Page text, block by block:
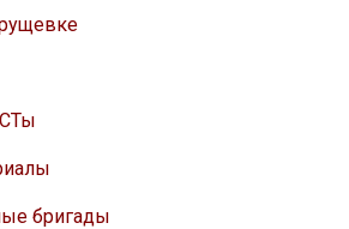
бригады